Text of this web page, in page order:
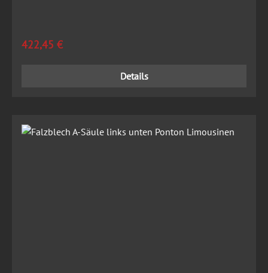
Regulärer Preis:
422,45 €
Details